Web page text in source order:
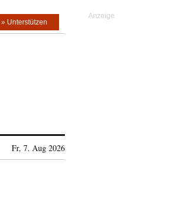
» Unterstützen
Fr, 7. Aug 2026